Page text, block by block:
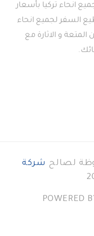
انحاء تركيا بأسعار
السفر لجميع انحاء
و الاثارة مع
لصالح شركة
POWERED